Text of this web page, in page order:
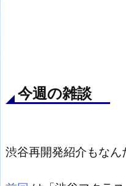
今週の雑談
渋谷再開発紹介もなん